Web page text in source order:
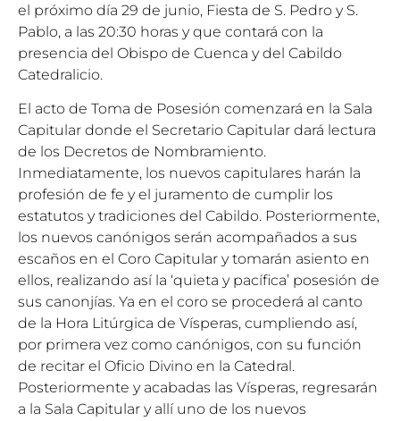
el próximo día 29 de junio, Fiesta de S. Pedro y S.
Pablo, a las 20:30 horas y que contará con la
presencia del Obispo de Cuenca y del Cabildo
Catedralicio.
El acto de Toma de Posesión comenzará en la Sala
Capitular donde el Secretario Capitular dará lectura
de los Decretos de Nombramiento.
Inmediatamente, los nuevos capitulares harán la
profesión de fe y el juramento de cumplir los
estatutos y tradiciones del Cabildo. Posteriormente,
los nuevos canónigos serán acompañados a sus
escaños en el Coro Capitular y tomarán asiento en
ellos, realizando así la ‘quieta y pacífica’ posesión de
sus canonjías. Ya en el coro se procederá al canto
de la Hora Litúrgica de Vísperas, cumpliendo así,
por primera vez como canónigos, con su función
de recitar el Oficio Divino en la Catedral.
Posteriormente y acabadas las Vísperas, regresarán
a la Sala Capitular y allí uno de los nuevos